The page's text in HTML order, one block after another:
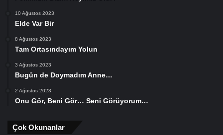
10 Ağustos 2023
Elde Var Bir
8 Ağustos 2023
Tam Ortasındayım Yolun
3 Ağustos 2023
Bugün de Doymadım Anne…
2 Ağustos 2023
Onu Gör, Beni Gör… Seni Görüyorum…
Çok Okunanlar